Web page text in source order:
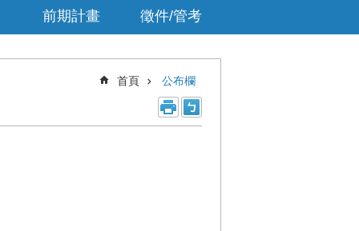
前期計畫 徵件/管考
首頁 公布欄